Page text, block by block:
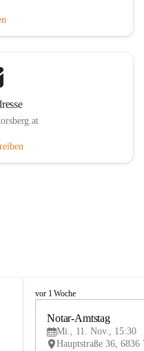
V
vor 1 Woche
Notar-Amtstag
Mi., 11. Nov., 15:30